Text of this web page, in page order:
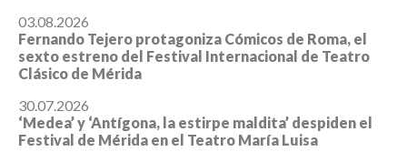
03.08.2026
Fernando Tejero protagoniza Cómicos de Roma, el
sexto estreno del Festival Internacional de Teatro
Clásico de Mérida
30.07.2026
‘Medea’ y ‘Antígona, la estirpe maldita’ despiden el
Festival de Mérida en el Teatro María Luisa